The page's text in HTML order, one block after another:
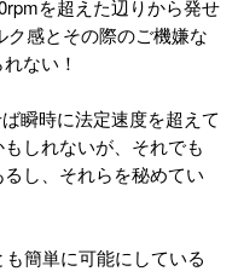
を超えた辺りから発せ
ク感とその際のご機嫌な
ない！
瞬時に法定速度を超えて
しれないが、それでも
し、それらを秘めてい
簡単に可能にしている